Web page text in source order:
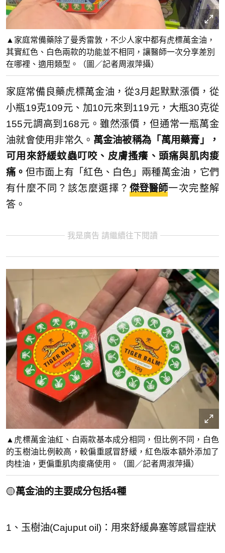
▲家庭常備藥除了曼秀雷敦，不少人家中都有虎標萬金油，
其實紅色、白色兩款的功能並不相同，讓醫師一次分享差別
在哪裡、適用類型。（圖／記者周淑萍攝）
家庭常備良藥虎標萬金油，從3月起默默漲價，從
小瓶19克109元、加10元來到119元，大瓶30克從
155元調高到168元。雖然漲價，但通常一瓶萬金
油就會使用非常久。 萬金油被稱為「萬用藥膏」，
可用來舒緩蚊蟲叮咬、皮膚搔癢、頭痛與肌肉痠
痛。 但市面上有「紅色、白色」兩種萬金油，它們
有什麼不同？該怎麼選擇？ 傑登醫師一次完整解
答。
我是廣告 請繼續往下閱讀
▲虎標萬金油紅、白兩款基本成分相同，但比例不同，白色
的玉樹油比例較高，較偏重感冒舒緩，紅色版本額外添加了
肉桂油，更偏重肌肉痠痛使用。（圖／記者周淑萍攝）
🟡萬金油的主要成分包括4種
1、玉樹油(Cajuput oil)：用來舒緩鼻塞等感冒症狀